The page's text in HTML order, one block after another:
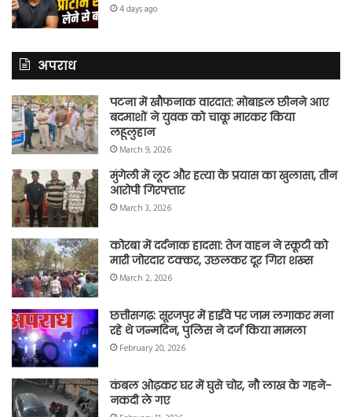
4 days ago
अपराध
पटना में खौफनाक वारदात: मोबाइल छीनने आए
बदमाशों ने युवक को चाकू मारकर किया
लहूलुहान
March 9, 2026
मुंगेली में लूट और हत्या के प्रयास का खुलासा, तीन
आरोपी गिरफ्तार
March 3, 2026
कोरबा में दर्दनाक हादसा: तेज वाहन ने स्कूटी को
मारी जोरदार टक्कर, उछलकर दूर गिरा शख्स
March 2, 2026
छत्तीसगढ़: सूरजपुर में हाईवे पर जाम लगाकर मना
रहे थे जन्मदिन, पुलिस ने दर्ज किया मामला
February 20, 2026
कंबल ओढ़कर घर में घुसे चोर, नौ लाख के गहने-
नकदी ले गए